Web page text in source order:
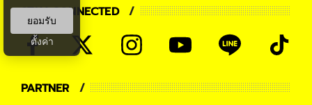
STAY CONNECTED
PARTNER
ยอมรับ
ตั้งค่า